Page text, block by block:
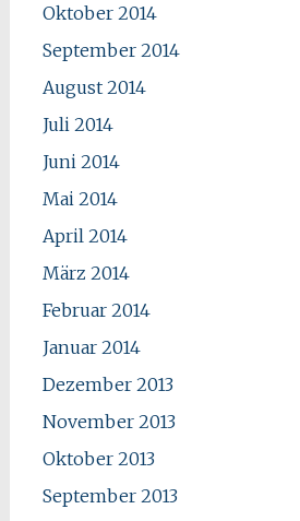
Oktober 2014
September 2014
August 2014
Juli 2014
Juni 2014
Mai 2014
April 2014
März 2014
Februar 2014
Januar 2014
Dezember 2013
November 2013
Oktober 2013
September 2013